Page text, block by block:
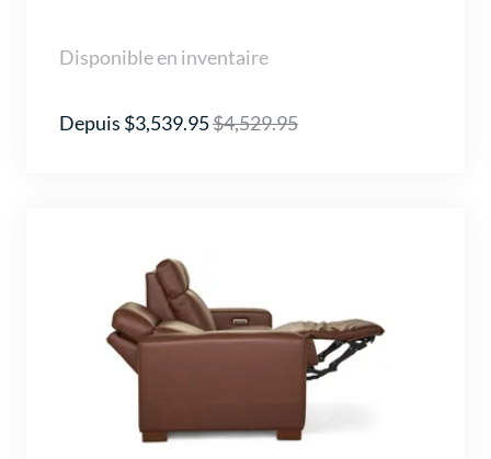
Disponible en inventaire
Depuis $3,539.95$4,529.95